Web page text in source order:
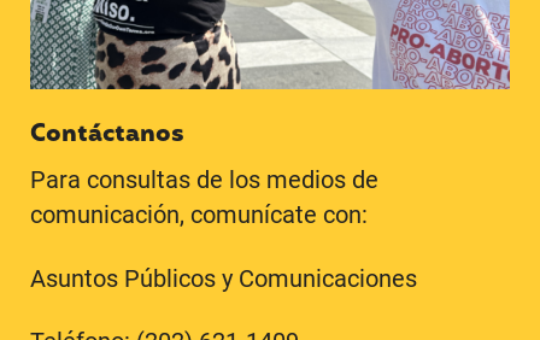
Contáctanos
Para consultas de los medios de
comunicación, comunícate con:
Asuntos Públicos y Comunicaciones